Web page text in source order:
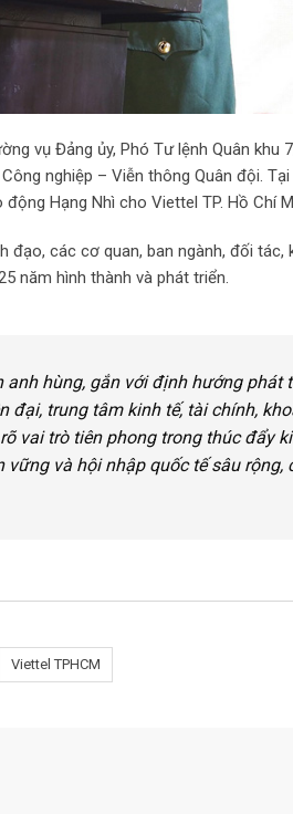
vụ Đảng ủy, Phó Tư lệnh Quân khu
nghiệp – Viễn thông Quân đội.
Hạng Nhì cho Viettel TP. Hồ Chí
đạo, các cơ quan, ban ngành, đối
năm hình thành và phát triển.
hùng, gắn với định hướng phát
đại, trung tâm kinh tế, tài chính,
vai trò tiên phong trong thúc đẩy
và hội nhập quốc tế sâu rộng,
Viettel TPHCM